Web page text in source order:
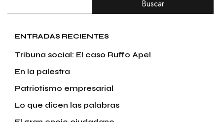
Buscar
ENTRADAS RECIENTES
Tribuna social: El caso Ruffo Apel
En la palestra
Patriotismo empresarial
Lo que dicen las palabras